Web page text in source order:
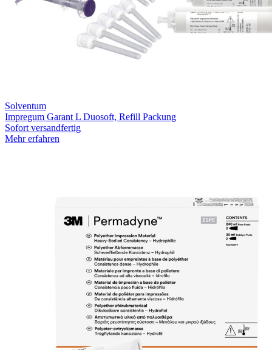
Solventum
Impregum Garant L Duosoft, Refill Packung
Sofort versandfertig
Mehr erfahren